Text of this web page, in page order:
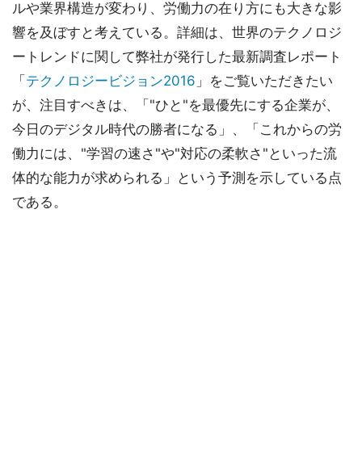
ルや業界構造が変わり、労働力の在り方にも大きな影
響を及ぼすと考えている。詳細は、世界のテクノロジ
ートレンドに関して弊社が発行した最新調査レポート
「 テクノロジービジョン2016 」をご覧いただきたい
が、注目すべきは、「"ひと"を最優先にする企業が、
今日のデジタル時代の勝者になる」、「これからの労
働力には、"学習の速さ"や"対応の柔軟さ"といった流
体的な能力が求められる」という予測を示している点
である。